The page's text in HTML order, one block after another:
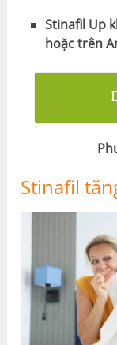
Stinafil Up
hoặc trên
Stinafil